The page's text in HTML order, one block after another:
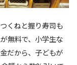
くねと握り寿司も
無料で、小学生な
だから、子どもが